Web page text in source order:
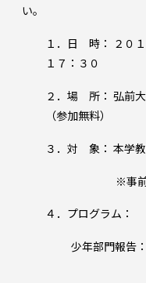
い。
１．日 時： ２０
１７：３０
２．場 所： 弘前
（参加無料）
３．対 象： 本学
※事
４．プログラム：
少年部門報告